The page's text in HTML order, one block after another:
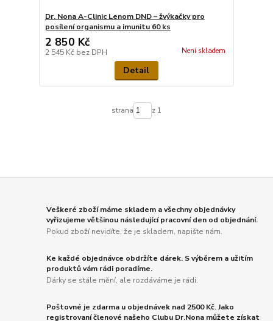
Dr. Nona A-Clinic Lenom DND – žvýkačky pro
posílení organismu a imunitu 60 ks
2 850 Kč
2 545 Kč bez DPH Není skladem
Detail
strana z 1
Veškeré zboží máme skladem a všechny objednávky
vyřizujeme většinou následující pracovní den od objednání.
Pokud zboží nevidíte, že je skladem, napište nám.
Ke každé objednávce obdržíte dárek. S výběrem a užitím
produktů vám rádi poradíme.
Dárky se stále mění, ale rozdáváme je rádi.
Poštovné je zdarma u objednávek nad 2500 Kč. Jako
registrovaní členové našeho Clubu Dr.Nona můžete získat